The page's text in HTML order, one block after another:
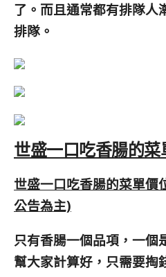
了。而且通常都有排隊人
排隊。
世盛一口吃香腸的
世盛一口吃香腸的菜單價
公告為主)
只有香腸一個品項，一個
幫大家計算好，只需要掏